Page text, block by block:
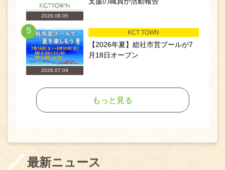
2026.08.05
5
2026.07.09
KCT TOWN
【2026年夏】総社市営プールが7
月18日オープン
もっと見る
最新ニュース